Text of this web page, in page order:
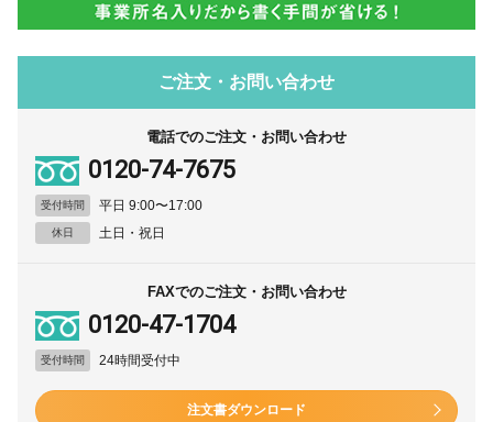
ご注文・お問い合わせ
電話でのご注文・お問い合わせ
0120-74-7675
受付時間 平日 9:00〜17:00
休日 土日・祝日
FAXでのご注文・お問い合わせ
0120-47-1704
受付時間 24時間受付中
注文書ダウンロード